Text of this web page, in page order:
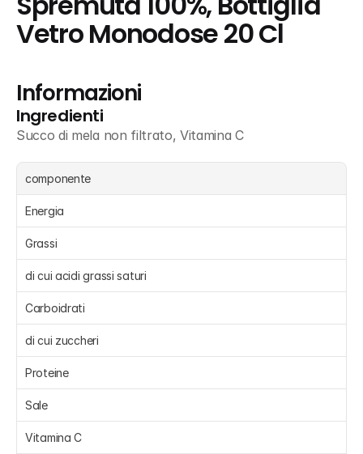
Vetro Monodose 20 Cl
Informazioni
Ingredienti
Succo di mela non filtrato, Vitamina C
componente
Energia
Grassi
di cui acidi grassi saturi
Carboidrati
di cui zuccheri
Proteine
Sale
Vitamina C